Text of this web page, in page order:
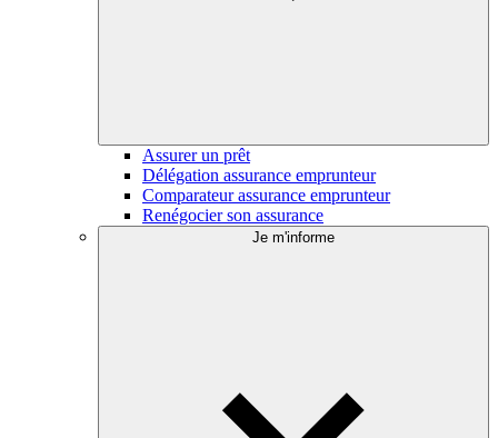
Assurer un prêt
Délégation assurance emprunteur
Comparateur assurance emprunteur
Renégocier son assurance
Je m'informe